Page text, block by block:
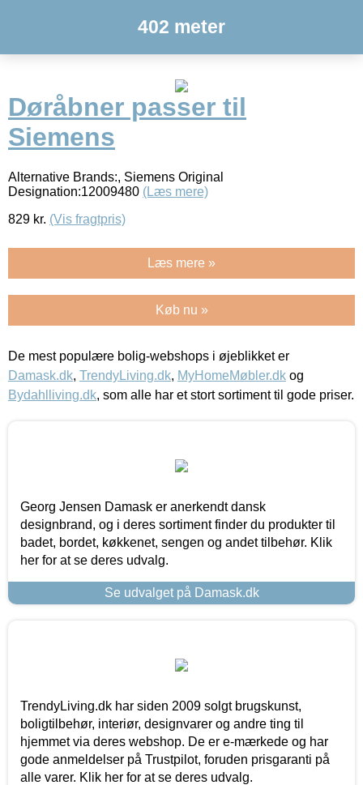
402 meter
Døråbner passer til
Siemens
Alternative Brands:, Siemens Original
Designation:12009480 (Læs mere)
829 kr. (Vis fragtpris)
Læs mere »
Køb nu »
De mest populære bolig-webshops i øjeblikket er
Damask.dk, TrendyLiving.dk, MyHomeMøbler.dk og
Bydahlliving.dk, som alle har et stort sortiment til gode priser.
Georg Jensen Damask er anerkendt dansk
designbrand, og i deres sortiment finder du produkter til
badet, bordet, køkkenet, sengen og andet tilbehør. Klik
her for at se deres udvalg.
Se udvalget på Damask.dk
TrendyLiving.dk har siden 2009 solgt brugskunst,
boligtilbehør, interiør, designvarer og andre ting til
hjemmet via deres webshop. De er e-mærkede og har
gode anmeldelser på Trustpilot, foruden prisgaranti på
alle varer. Klik her for at se deres udvalg.